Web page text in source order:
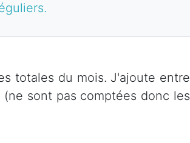
totales du mois. J'ajoute entre
sont pas comptées donc les